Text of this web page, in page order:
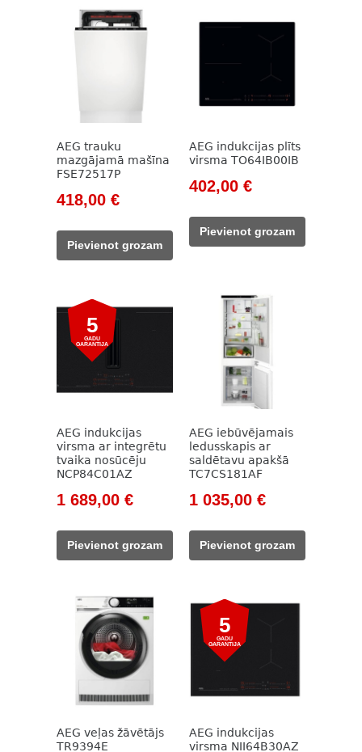
AEG trauku
mazgājamā mašīna
FSE72517P
Original
was:
645,00 €.
418,00 €Current
418,00 €.
Pievienot grozam
AEG indukcijas plīts
virsma TO64IB00IB
Original
was:
580,00 €.
402,00 €Current
402,00 €.
Pievienot grozam
5
GADU
GARANTIJA
AEG indukcijas
virsma ar integrētu
tvaika nosūcēju
NCP84C01AZ
Original
was:
2
1 689,00 €Current
Pievienot grozam
AEG iebūvējamais
ledusskapis ar
saldētavu apakšā
TC7CS181AF
Original
was:
1
1 035,00 €Current
Pievienot grozam
AEG veļas žāvētājs
TR9394E
5
GADU
GARANTIJA
AEG indukcijas
virsma NII64B30AZ